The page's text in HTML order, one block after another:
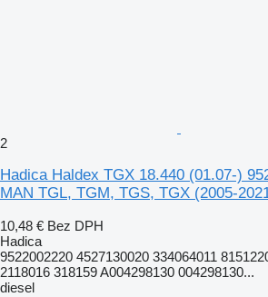
2
Hadica Haldex TGX 18.440 (01.07-)
MAN TGL, TGM, TGS, TGX (2005-
10,48 € Bez DPH
Hadica
9522002220 4527130020 334064011
2118016 318159 A004298130 004298130...
diesel